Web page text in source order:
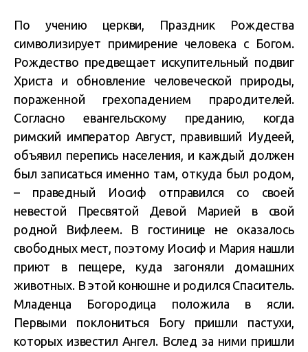
По учению церкви, Праздник Рождества
символизирует примирение человека с Богом.
Рождество предвещает искупительный подвиг
Христа и обновление человеческой природы,
пораженной грехопадением прародителей.
Согласно евангельскому преданию, когда
римский император Август, правивший Иудеей,
объявил перепись населения, и каждый должен
был записаться именно там, откуда был родом,
– праведный Иосиф отправился со своей
невестой Пресвятой Девой Марией в свой
родной Вифлеем. В гостинице не оказалось
свободных мест, поэтому Иосиф и Мария нашли
приют в пещере, куда загоняли домашних
животных. В этой конюшне и родился Спаситель.
Младенца Богородица положила в ясли.
Первыми поклониться Богу пришли пастухи,
которых известил Ангел. Вслед за ними пришли